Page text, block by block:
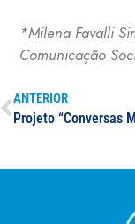
*Milena Favalli
Comunicação
ANTERIOR